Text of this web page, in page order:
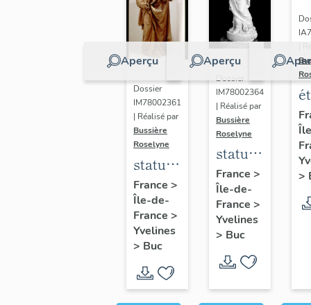
Aperçu
Dossier
IM78002361
| Réalisé par
Bussière
Roselyne
statue :
Vierge
à
l'Enfant
(n°2)
France >
Île-de-
France >
Yvelines
> Buc
Aperçu
Dossier
IM78002364
| Réalisé par
Bussière
Roselyne
statue :
Vierge
à
l'Enfant
(n°1)
France >
Île-de-
France >
Yvelines
> Buc
>